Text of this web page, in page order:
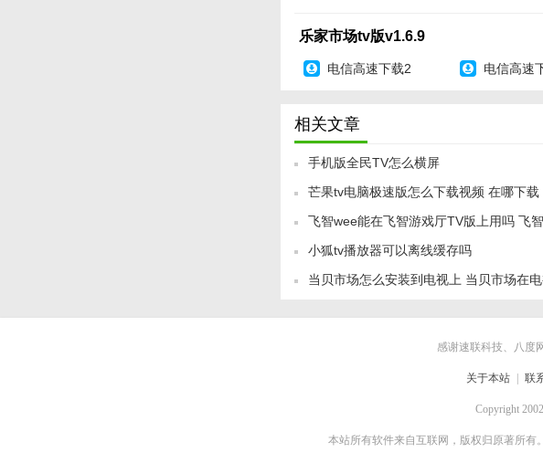
【乐家市场tv版功能】
1. 提供丰富的应用资源，涵盖视频、游戏
4. 支持应用更新和卸载，方便用户管理已安
2. 分类明确，方便用户快速找到所需应用。
3. 智能推荐功能，让用户发现更多优质应用
乐家市场tv版v1.6.9
电信高速下载2 电信高速
相关文章
手机版全民TV怎么横屏
芒果tv电脑极速版怎么下载视频 在哪下载
飞智wee能在飞智游戏厅TV版上用吗 飞
TV版上能用飞智wee玩吗
小狐tv播放器可以离线缓存吗
当贝市场怎么安装到电视上 当贝市场在
何安装
感谢速联科技、八度
关于本站 联
Copyright
本站所有软件来自互联网，版权归原著所有